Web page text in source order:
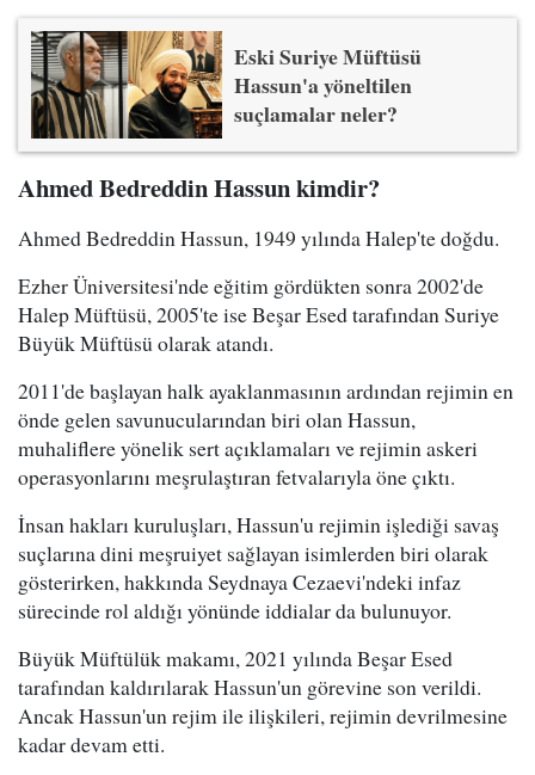
Eski Suriye Müftüsü
Hassun'a yöneltilen
suçlamalar neler?
Ahmed Bedreddin Hassun kimdir?
Ahmed Bedreddin Hassun, 1949 yılında Halep'te doğdu.
Ezher Üniversitesi'nde eğitim gördükten sonra 2002'de
Halep Müftüsü, 2005'te ise Beşar Esed tarafından Suriye
Büyük Müftüsü olarak atandı.
2011'de başlayan halk ayaklanmasının ardından rejimin en
önde gelen savunucularından biri olan Hassun,
muhaliflere yönelik sert açıklamaları ve rejimin askeri
operasyonlarını meşrulaştıran fetvalarıyla öne çıktı.
İnsan hakları kuruluşları, Hassun'u rejimin işlediği savaş
suçlarına dini meşruiyet sağlayan isimlerden biri olarak
gösterirken, hakkında Seydnaya Cezaevi'ndeki infaz
sürecinde rol aldığı yönünde iddialar da bulunuyor.
Büyük Müftülük makamı, 2021 yılında Beşar Esed
tarafından kaldırılarak Hassun'un görevine son verildi.
Ancak Hassun'un rejim ile ilişkileri, rejimin devrilmesine
kadar devam etti.